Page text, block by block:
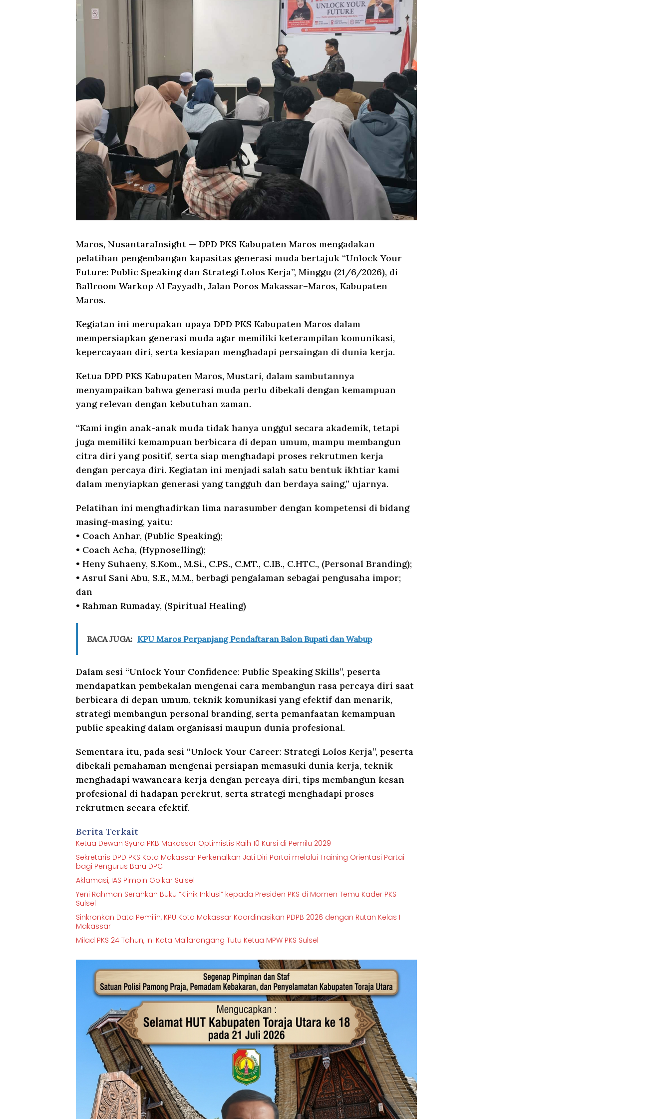
Maros, NusantaraInsight — DPD PKS Kabupaten Maros mengadakan
pelatihan pengembangan kapasitas generasi muda bertajuk “Unlock Your
Future: Public Speaking dan Strategi Lolos Kerja”, Minggu (21/6/2026), di
Ballroom Warkop Al Fayyadh, Jalan Poros Makassar–Maros, Kabupaten
Maros.
Kegiatan ini merupakan upaya DPD PKS Kabupaten Maros dalam
mempersiapkan generasi muda agar memiliki keterampilan komunikasi,
kepercayaan diri, serta kesiapan menghadapi persaingan di dunia kerja.
Ketua DPD PKS Kabupaten Maros, Mustari, dalam sambutannya
menyampaikan bahwa generasi muda perlu dibekali dengan kemampuan
yang relevan dengan kebutuhan zaman.
“Kami ingin anak-anak muda tidak hanya unggul secara akademik, tetapi
juga memiliki kemampuan berbicara di depan umum, mampu membangun
citra diri yang positif, serta siap menghadapi proses rekrutmen kerja
dengan percaya diri. Kegiatan ini menjadi salah satu bentuk ikhtiar kami
dalam menyiapkan generasi yang tangguh dan berdaya saing,” ujarnya.
Pelatihan ini menghadirkan lima narasumber dengan kompetensi di bidang
masing-masing, yaitu:
• Coach Anhar, (Public Speaking);
• Coach Acha, (Hypnoselling);
• Heny Suhaeny, S.Kom., M.Si., C.PS., C.MT., C.IB., C.HTC., (Personal Branding);
• Asrul Sani Abu, S.E., M.M., berbagi pengalaman sebagai pengusaha impor;
dan
• Rahman Rumaday, (Spiritual Healing)
BACA JUGA: KPU Maros Perpanjang Pendaftaran Balon Bupati dan Wabup
Dalam sesi “Unlock Your Confidence: Public Speaking Skills”, peserta
mendapatkan pembekalan mengenai cara membangun rasa percaya diri saat
berbicara di depan umum, teknik komunikasi yang efektif dan menarik,
strategi membangun personal branding, serta pemanfaatan kemampuan
public speaking dalam organisasi maupun dunia profesional.
Sementara itu, pada sesi “Unlock Your Career: Strategi Lolos Kerja”, peserta
dibekali pemahaman mengenai persiapan memasuki dunia kerja, teknik
menghadapi wawancara kerja dengan percaya diri, tips membangun kesan
profesional di hadapan perekrut, serta strategi menghadapi proses
rekrutmen secara efektif.
Berita Terkait
Ketua Dewan Syura PKB Makassar Optimistis Raih 10 Kursi di Pemilu 2029
Sekretaris DPD PKS Kota Makassar Perkenalkan Jati Diri Partai melalui Training Orientasi Partai
bagi Pengurus Baru DPC
Aklamasi, IAS Pimpin Golkar Sulsel
Yeni Rahman Serahkan Buku “Klinik Inklusi” kepada Presiden PKS di Momen Temu Kader PKS
Sulsel
Sinkronkan Data Pemilih, KPU Kota Makassar Koordinasikan PDPB 2026 dengan Rutan Kelas I
Makassar
Milad PKS 24 Tahun, Ini Kata Mallarangang Tutu Ketua MPW PKS Sulsel